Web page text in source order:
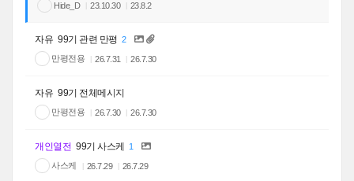
Hide_D 23.10.30 23.8.2
자유 99기 관련 만평 2
만평전용
26.7.31 26.7.30
자유 99기 전체메시지
만평전용 26.7.30 26.7.30
개인열전 99기 사스케
1
사스케
26.7.29 26.7.29